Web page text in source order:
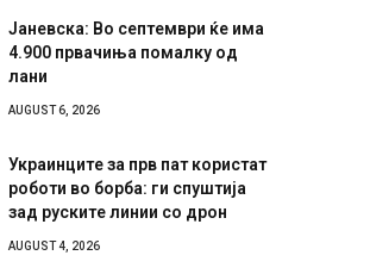
Јаневска: Во септември ќе има
4.900 првачиња помалку од
лани
AUGUST 6, 2026
Украинците за прв пат користат
роботи во борба: ги спуштија
зад руските линии со дрон
AUGUST 4, 2026